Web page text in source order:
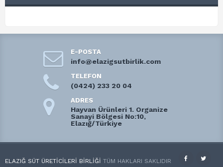
E-POSTA
info@elazigsutbirlik.com
TELEFON
(0424) 233 20 04
ADRES
Hayvan Ürünleri 1. Organize
Sanayi Bölgesi No:10,
Elazığ/Türkiye
ELAZIĞ SÜT ÜRETICILERI BIRLIĞI TÜM HAKLARI SAKLIDIR